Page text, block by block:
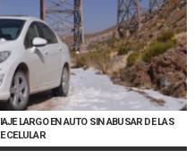
LARGO EN AUTO SIN ABUSAR DE LAS
CELULAR